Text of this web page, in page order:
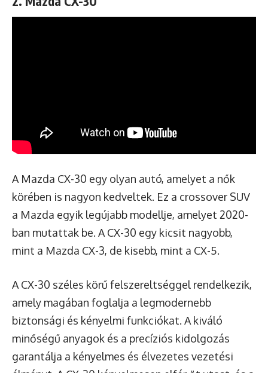
A Mazda CX-30 egy olyan autó, amelyet a nők
körében is nagyon kedveltek. Ez a crossover SUV
a Mazda egyik legújabb modellje, amelyet 2020-
ban mutattak be. A CX-30 egy kicsit nagyobb,
mint a Mazda CX-3, de kisebb, mint a CX-5.
A CX-30 széles körű felszereltséggel rendelkezik,
amely magában foglalja a legmodernebb
biztonsági és kényelmi funkciókat. A kiváló
minőségű anyagok és a precíziós kidolgozás
garantálja a kényelmes és élvezetes vezetési